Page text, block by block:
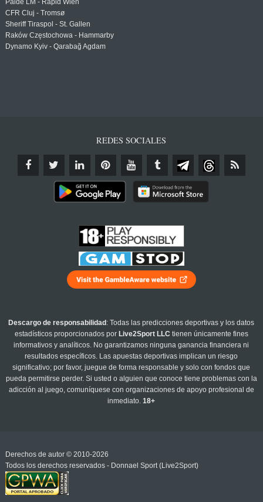
Paide LM - Rapid Wien
CFR Cluj - Tromsø
Sheriff Tiraspol - St. Gallen
Raków Częstochowa - Hammarby
Dynamo Kyiv - Qarabağ Agdam
REDES SOCIALES
Descargo de responsabilidad : Todas las predicciones deportivas y los datos
estadísticos proporcionados por Live2Sport LLC tienen únicamente fines
informativos y analíticos. No garantizamos ninguna ganancia financiera ni
resultados específicos. Las apuestas deportivas implican un riesgo
significativo; por favor, juegue de forma responsable y solo con fondos que
pueda permitirse perder. Si usted o alguien que conoce tiene problemas con la
adicción al juego, comuníquese con organizaciones de apoyo profesional de
inmediato.18+
Derechos de autor © 2010-2026
Todos los derechos reservados - Donnael Sport (Live2Sport)